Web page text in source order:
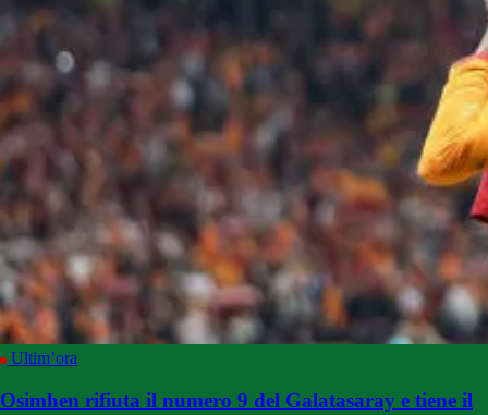
Ultim’ora
Osimhen rifiuta il numero 9 del Galatasaray e tiene il